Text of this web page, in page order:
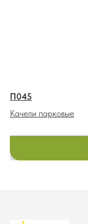
П045
Качели парковые